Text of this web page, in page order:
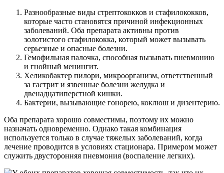
Разнообразные виды стрептококков и стафилококков,
которые часто становятся причиной инфекционных
заболеваний. Оба препарата активны против
золотистого стафилококка, который может вызывать
серьезные и опасные болезни.
Гемофильная палочка, способная вызывать пневмонию
и гнойный менингит.
Хеликобактер пилори, микроорганизм, ответственный
за гастрит и язвенные болезни желудка и
двенадцатиперстной кишки.
Бактерии, вызывающие гонорею, коклюш и дизентерию.
Оба препарата хорошо совместимы, поэтому их можно
назначать одновременно. Однако такая комбинация
используется только в случае тяжелых заболеваний, когда
лечение проводится в условиях стационара. Примером может
служить двусторонняя пневмония (воспаление легких).